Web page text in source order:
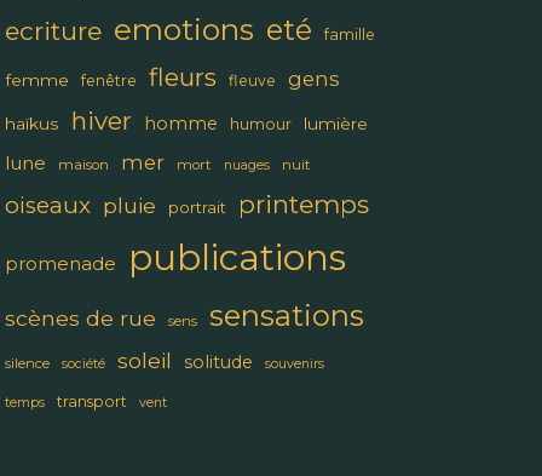
ecriture emotions eté famille
femme fenêtre fleurs fleuve gens
haïkus hiver homme humour lumière
lune maison mer mort nuages nuit
oiseaux pluie portrait printemps
promenade publications
scènes de rue sens sensations
silence société soleil solitude souvenirs
temps transport vent